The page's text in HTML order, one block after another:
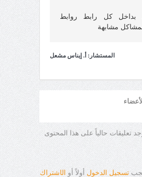
بداخل كل رابط روابط
مشابهة
المستشار: أ. إيناس مشعل
تعليقات حالياً على هذا المحتوى
تسجيل الدخولأولاً أو الاشتراك